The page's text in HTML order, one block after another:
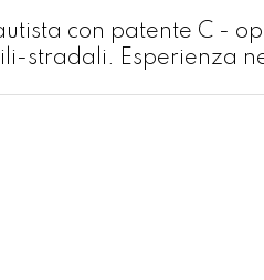
con patente C -
stradali. Esperienza